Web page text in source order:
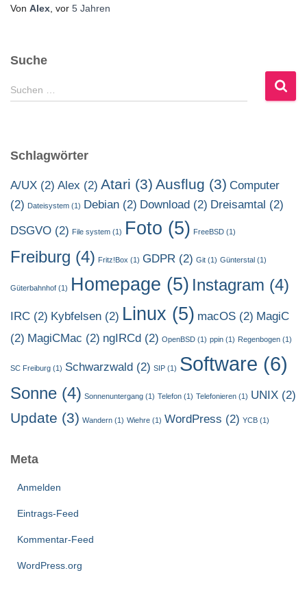
Von Alex , vor 5 Jahren
Suche
S
u
n
a
c
:
Suchen …
Schlagwörter
A/UX (2) Alex (2) Atari (3) Ausflug (3) Computer
(2) Dateisystem (1) Debian (2) Download (2) Dreisamtal (2)
DSGVO (2) File system (1) Foto (5) FreeBSD (1)
Freiburg (4) Fritz!Box (1) GDPR (2) Git (1) Günterstal (1)
Güterbahnhof (1) Homepage (5) Instagram (4)
IRC (2) Kybfelsen (2) Linux (5) macOS (2) MagiC
(2) MagiCMac (2) ngIRCd (2) OpenBSD (1) ppin (1) Regenbogen (1)
SC Freiburg (1) Schwarzwald (2) SIP (1) Software (6)
Sonne (4) Sonnenuntergang (1) Telefon (1) Telefonieren (1) UNIX (2)
Update (3) Wandern (1) Wiehre (1) WordPress (2) YCB (1)
Meta
Anmelden
Eintrags-Feed
Kommentar-Feed
WordPress.org